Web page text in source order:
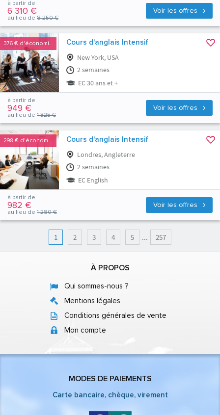
Voir les offres
à partir de
6 310 €
au lieu de 8 250 €
376 € d'économies Cours d'anglais Intensif
New York, USA
2 semaines
EC 30 ans et +
Voir les offres
à partir de
949 €
au lieu de 1 325 €
298 € d'économies Cours d'anglais Intensif
Londres, Angleterre
2 semaines
EC English
Voir les offres
à partir de
982 €
au lieu de 1 280 €
1 2 3 4 5 ... 257
À PROPOS
Qui sommes-nous ?
Mentions légales
Conditions générales de vente
Mon compte
MODES DE PAIEMENTS
Carte bancaire, chèque, virement